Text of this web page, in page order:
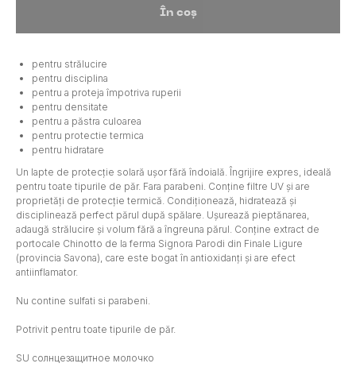
În coș
pentru strălucire
pentru disciplina
pentru a proteja împotriva ruperii
pentru densitate
pentru a păstra culoarea
pentru protectie termica
pentru hidratare
Un lapte de protecție solară ușor fără îndoială. Îngrijire expres, ideală
pentru toate tipurile de păr. Fara parabeni. Conține filtre UV și are
proprietăți de protecție termică. Condiționează, hidratează și
disciplinează perfect părul după spălare. Ușurează pieptănarea,
adaugă strălucire și volum fără a îngreuna părul. Conține extract de
portocale Chinotto de la ferma Signora Parodi din Finale Ligure
(provincia Savona), care este bogat în antioxidanți și are efect
antiinflamator.
Nu contine sulfati si parabeni.
Potrivit pentru toate tipurile de păr.
SU солнцезащитное молочко